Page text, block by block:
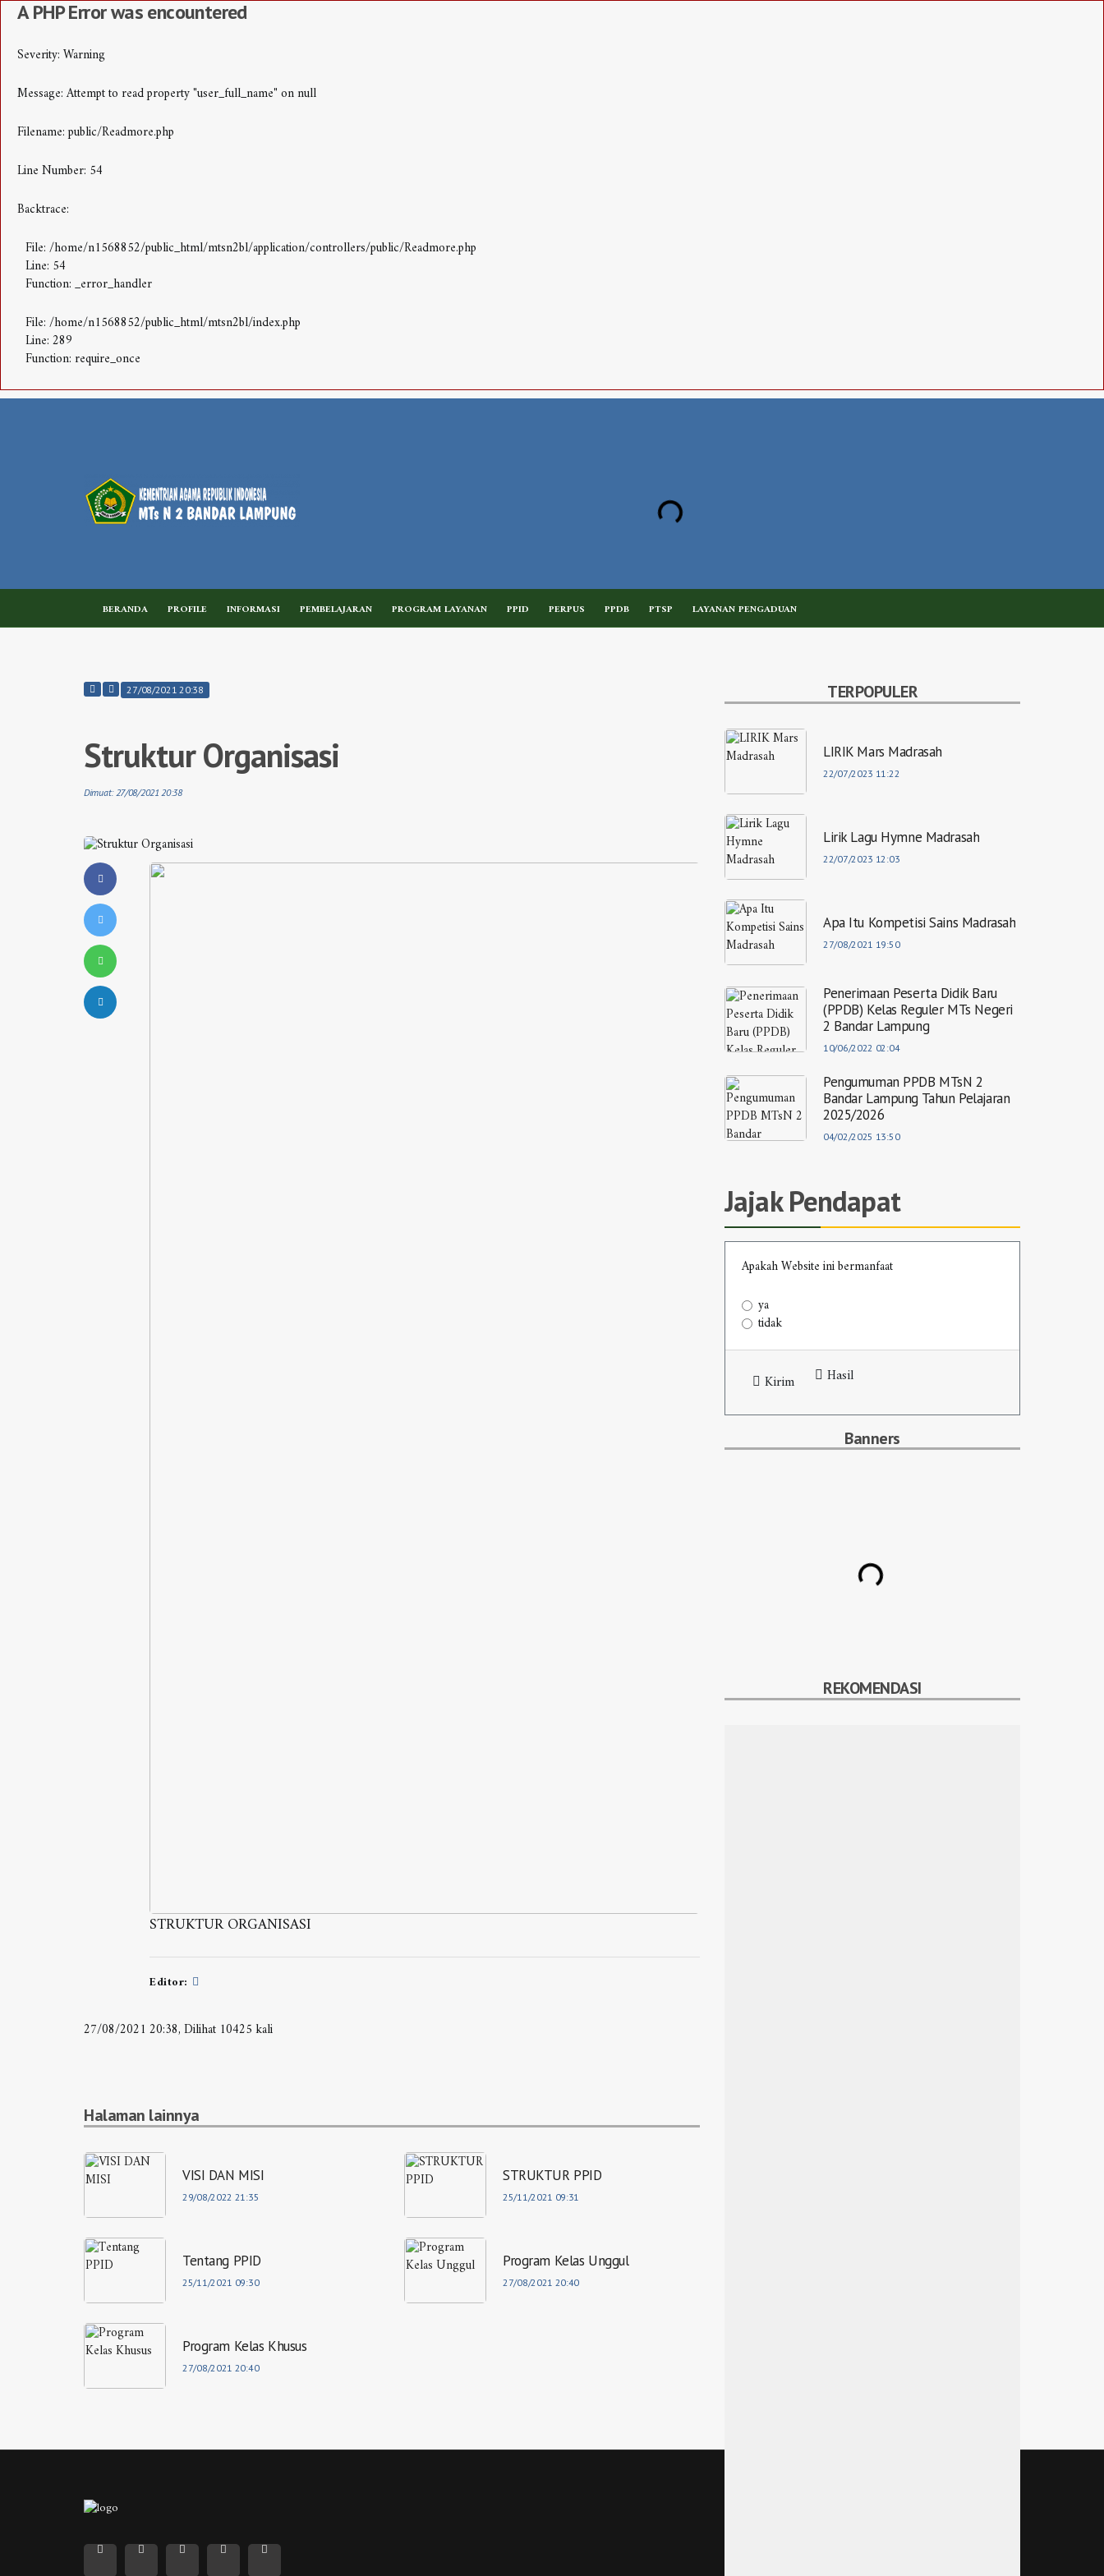
A PHP Error was encountered
Severity: Warning
Message: Attempt to read property "user_full_name" on null
Filename: public/Readmore.php
Line Number: 54
Backtrace:
File: /home/n1568852/public_html/mtsn2bl/application/controllers/public/Readmore.php
Line: 54
Function: _error_handler
File: /home/n1568852/public_html/mtsn2bl/index.php
Line: 289
Function: require_once
BERANDA PROFILE INFORMASI PEMBELAJARAN PROGRAM LAYANAN PPID PERPUS PPDB PTSP LAYANAN PENGADUAN
27/08/2021 20:38
Struktur Organisasi
Dimuat: 27/08/2021 20:38
STRUKTUR ORGANISASI
Editor:
27/08/2021 20:38, Dilihat 10425 kali
Halaman lainnya
VISI DAN MISI
29/08/2022 21:35
STRUKTUR PPID
25/11/2021 09:31
Tentang PPID
25/11/2021 09:30
Program Kelas Unggul
27/08/2021 20:40
Program Kelas Khusus
27/08/2021 20:40
TERPOPULER
LIRIK Mars Madrasah
22/07/2023 11:22
Lirik Lagu Hymne Madrasah
22/07/2023 12:03
Apa Itu Kompetisi Sains Madrasah
27/08/2021 19:50
Penerimaan Peserta Didik Baru
(PPDB) Kelas Reguler MTs Negeri
2 Bandar Lampung
10/06/2022 02:04
Pengumuman PPDB MTsN 2
Bandar Lampung Tahun Pelajaran
2025/2026
04/02/2025 13:50
Jajak Pendapat
Apakah Website ini bermanfaat
ya
tidak
Kirim Hasil
Banners
REKOMENDASI